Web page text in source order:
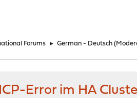
Forums ► German - Deutsch
Error im HA